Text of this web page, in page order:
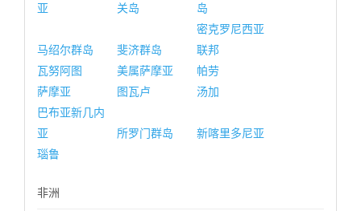
亚
关岛
岛
马绍尔群岛 斐济群岛
密克罗尼西亚
联邦
瓦努阿图
美属萨摩亚
帕劳
萨摩亚
图瓦卢
汤加
巴布亚新几内
亚
所罗门群岛
新喀里多尼亚
瑙鲁
非洲